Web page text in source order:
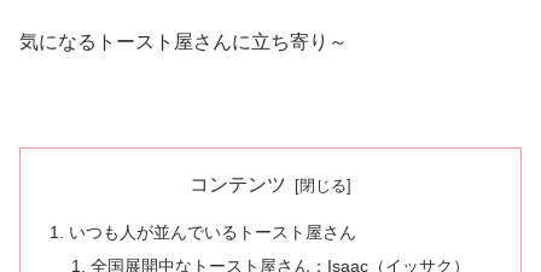
気になるトースト屋さんに立ち寄り～
コンテンツ
いつも人が並んでいるトースト屋さん
全国展開中なトースト屋さん：Isaac（イッサク）